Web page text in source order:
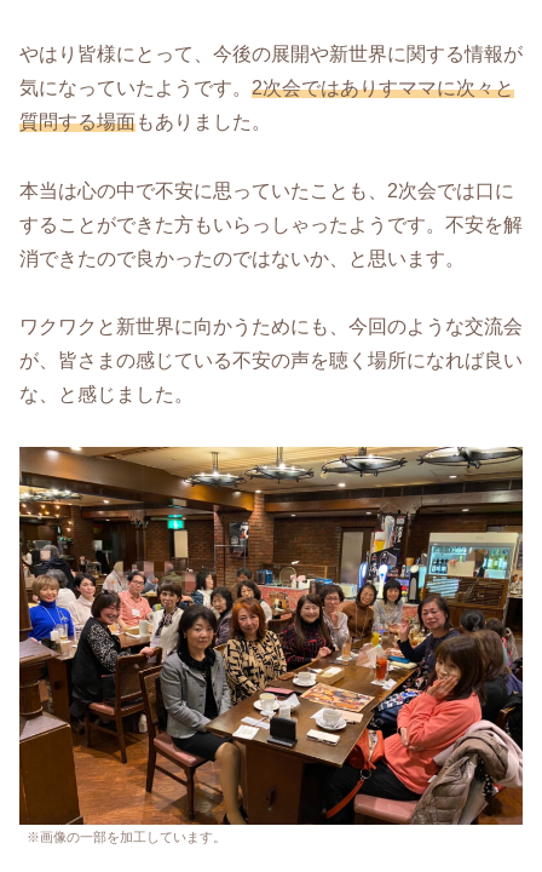
やはり皆様にとって、今後の展開や新世界に関する情報が
気になっていたようです。 2次会ではありすママに次々と
質問する場面もありました。
本当は心の中で不安に思っていたことも、2次会では口に
することができた方もいらっしゃったようです。不安を解
消できたので良かったのではないか、と思います。
ワクワクと新世界に向かうためにも、今回のような交流会
が、皆さまの感じている不安の声を聴く場所になれば良い
な、と感じました。
※画像の一部を加工しています。